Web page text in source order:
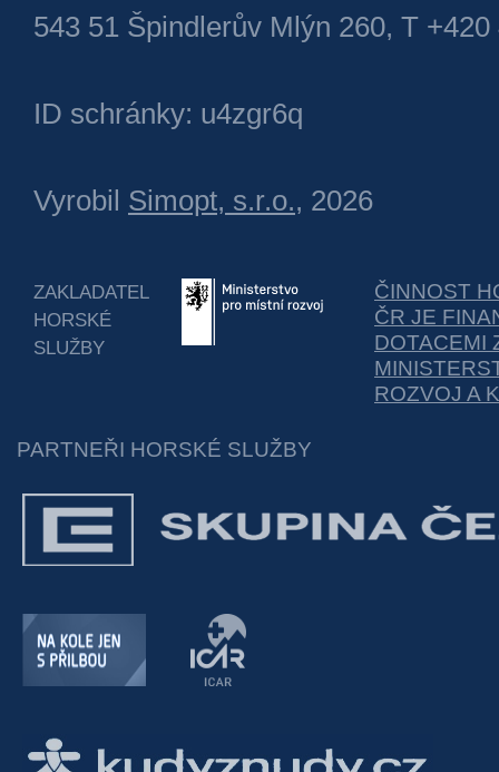
543 51 Špindlerův Mlýn 260, T +420
ID schránky: u4zgr6q
Vyrobil Simopt, s.r.o., 2026
ZAKLADATEL
HORSKÉ
SLUŽBY
ČINNOST
ČR JE
DOTACEMI
ROZVOJ A
PARTNEŘI HORSKÉ SLUŽBY